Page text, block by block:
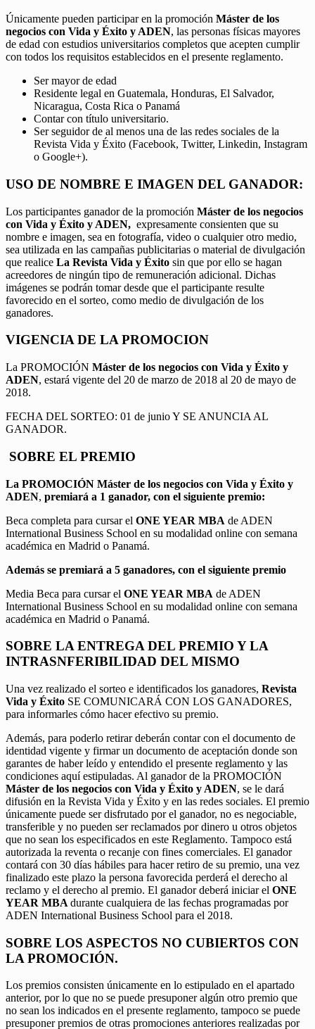
Únicamente pueden participar en la promoción Máster de los
negocios con Vida y Éxito y ADEN, las personas físicas mayores
de edad con estudios universitarios completos que acepten cumplir
con todos los requisitos establecidos en el presente reglamento.
Ser mayor de edad
Residente legal en Guatemala, Honduras, El Salvador,
Nicaragua, Costa Rica o Panamá
Contar con título universitario.
Ser seguidor de al menos una de las redes sociales de la
Revista Vida y Éxito (Facebook, Twitter, Linkedin, Instagram
o Google+).
USO DE NOMBRE E IMAGEN DEL GANADOR:
Los participantes ganador de la promoción Máster de los negocios
con Vida y Éxito y ADEN, expresamente consienten que su
nombre e imagen, sea en fotografía, video o cualquier otro medio,
sea utilizada en las campañas publicitarias o material de divulgación
que realice La Revista Vida y Éxito sin que por ello se hagan
acreedores de ningún tipo de remuneración adicional. Dichas
imágenes se podrán tomar desde que el participante resulte
favorecido en el sorteo, como medio de divulgación de los
ganadores.
VIGENCIA DE LA PROMOCION
La PROMOCIÓN Máster de los negocios con Vida y Éxito y
ADEN, estará vigente del 20 de marzo de 2018 al 20 de mayo de
2018.
FECHA DEL SORTEO: 01 de junio Y SE ANUNCIA AL
GANADOR.
SOBRE EL PREMIO
La PROMOCIÓN Máster de los negocios con Vida y Éxito y
ADEN, premiará a 1 ganador, con el siguiente premio:
Beca completa para cursar el ONE YEAR MBA de ADEN
International Business School en su modalidad online con semana
académica en Madrid o Panamá.
Además se premiará a 5 ganadores, con el siguiente premio
Media Beca para cursar el ONE YEAR MBA de ADEN
International Business School en su modalidad online con semana
académica en Madrid o Panamá.
SOBRE LA ENTREGA DEL PREMIO Y LA
INTRASNFERIBILIDAD DEL MISMO
Una vez realizado el sorteo e identificados los ganadores, Revista
Vida y Éxito SE COMUNICARÁ CON LOS GANADORES,
para informarles cómo hacer efectivo su premio.
Además, para poderlo retirar deberán contar con el documento de
identidad vigente y firmar un documento de aceptación donde son
garantes de haber leído y entendido el presente reglamento y las
condiciones aquí estipuladas. Al ganador de la PROMOCIÓN
Máster de los negocios con Vida y Éxito y ADEN, se le dará
difusión en la Revista Vida y Éxito y en las redes sociales. El premio
únicamente puede ser disfrutado por el ganador, no es negociable,
transferible y no pueden ser reclamados por dinero u otros objetos
que no sean los especificados en este Reglamento. Tampoco está
autorizada la reventa o recanje con fines comerciales. El ganador
contará con 30 días hábiles para hacer retiro de su premio, una vez
finalizado este plazo la persona favorecida perderá el derecho al
reclamo y el derecho al premio. El ganador deberá iniciar el ONE
YEAR MBA durante cualquiera de las fechas programadas por
ADEN International Business School para el 2018.
SOBRE LOS ASPECTOS NO CUBIERTOS CON
LA PROMOCIÓN.
Los premios consisten únicamente en lo estipulado en el apartado
anterior, por lo que no se puede presuponer algún otro premio que
no sean los indicados en el presente reglamento, tampoco se puede
presuponer premios de otras promociones anteriores realizadas por